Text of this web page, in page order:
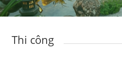
Thi công